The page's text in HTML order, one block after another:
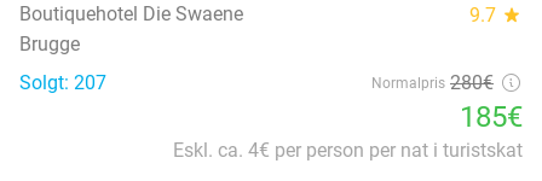
Boutiquehotel Die Swaene 9.7 star
Brugge
Solgt: 207
Normalpris 280€
185€
Eskl. ca. 4€ per person per nat i turistskat